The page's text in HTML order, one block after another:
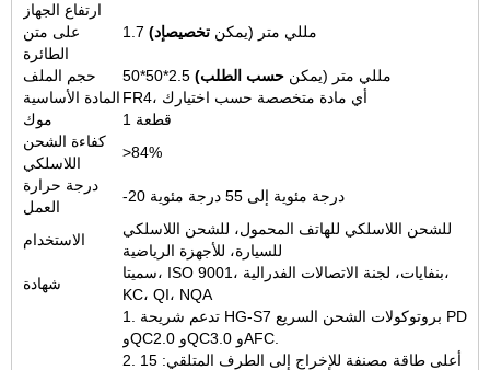
ارتفاع الجهاز
على متن
الطائرة
1.7 مللي متر (يمكن تخصيصإد)
حجم الملف 50*50*2.5 مللي متر (يمكن حسب الطلب)
المادة الأساسية
FR4، أي مادة متخصصة حسب اختيارك
موك
1 قطعة
كفاءة الشحن
اللاسلكي
>84%
درجة حرارة
العمل
-20 درجة مئوية إلى 55 درجة مئوية
الاستخدام
للشحن اللاسلكي للهاتف المحمول، للشحن اللاسلكي
للسيارة، للأجهزة الرياضية
شهادة
سميتا، ISO 9001، بنفايات، لجنة الاتصالات الفدرالية،
KC، QI، NQA
1. تدعم شريحة HG-S7 بروتوكولات الشحن السريع PD
وQC2.0 وQC3.0 وAFC.
2. أعلى طاقة مصنفة للإخراج إلى الطرف المتلقي: 15